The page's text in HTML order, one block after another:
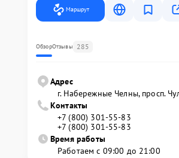
Маршрут
ОбзорОтзывы 285
Адрес
г. Набережные Челны, просп.
Контакты
+7 (800) 301-55-83
+7 (800) 301-55-83
Время работы
Работаем с 09:00 до 21:00